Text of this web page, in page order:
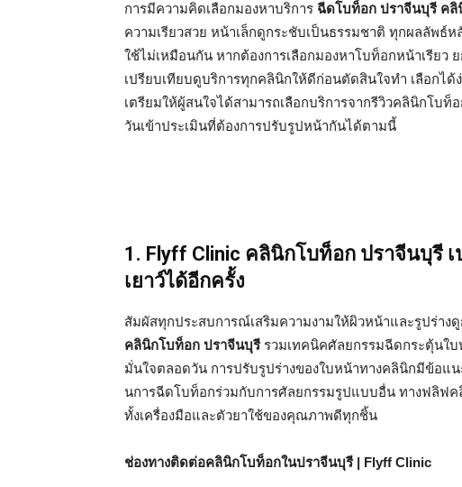
การมีความคิดเลือกมองหาบริการ ฉีดโบท็อก ปราจีนบุรี ค
ความเรียวสวย หน้าเล็กดูกระชับเป็นธรรมชาติ ทุกผลลัพธ์
ใช้ไม่เหมือนกัน หากต้องการเลือกมองหาโบท็อกหน้าเรีย
เปรียบเทียบดูบริการทุกคลินิกให้ดีก่อนตัดสินใจทำ เลือกได้
เตรียมให้ผู้สนใจได้สามารถเลือกบริการจากรีวิวคลินิกโบ
วันเข้าประเมินที่ต้องการปรับรูปหน้ากันได้ตามนี้
1. Flyff Clinic คลินิกโบท็อก ปราจีนบุรี
เยาว์ได้อีกครั้ง
สัมผัสทุกประสบการณ์เสริมความงามให้ผิวหน้าและรูปร่าง
คลินิกโบท็อก ปราจีนบุรีรวมเทคนิคศัลยกรรมฉีดกระตุ้นใบ
มั่นใจตลอดวัน การปรับรูปร่างของใบหน้าทางคลินิกมีข้อ
นการฉีดโบท็อกร่วมกับการศัลยกรรมรูปแบบอื่น ทางฟลิฟค
ทั้งเครื่องมือและตัวยาใช้ของคุณภาพดีทุกชิ้น
ช่องทางติดต่อคลินิกโบท็อกในปราจีนบุรี | Flyff Clinic